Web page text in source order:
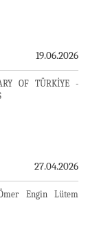
19.06.2026
OF TÜRKİYE -
27.04.2026
Engin Lütem